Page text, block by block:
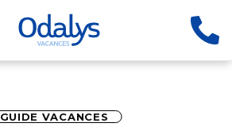
GUIDE VACANCES